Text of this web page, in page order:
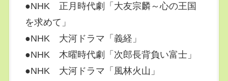
●NHK 正月時代劇「大友宗麟～心の王国
を求めて」
●NHK 大河ドラマ「義経」
●NHK 木曜時代劇「次郎長背負い富士」
●NHK 大河ドラマ「風林火山」